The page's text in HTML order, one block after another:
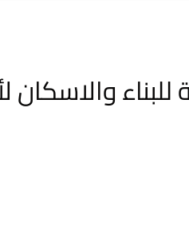
للبناء